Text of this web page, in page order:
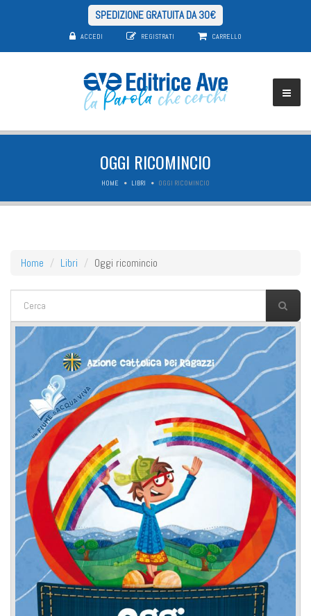
SPEDIZIONE GRATUITA DA 30€
ACCEDI REGISTRATI CARRELLO
OGGI RICOMINCIO
HOME LIBRI OGGI RICOMINCIO
Home Libri Oggi ricomincio
FORM DI RICERCA